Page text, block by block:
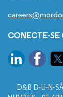
CONECTE-SE
D&B D-U-N-